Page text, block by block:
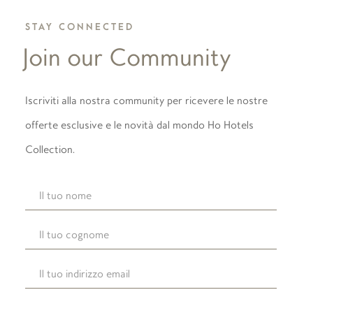
STAY CONNECTED
Join our Community
Iscriviti alla nostra community per ricevere le nostre
offerte esclusive e le novità dal mondo Ho Hotels
Collection.